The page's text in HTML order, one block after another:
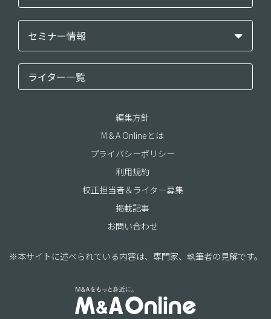
セミナー情報
ライター一覧
編集方針
M＆A Onlineとは
プライバシーポリシー
利用規約
校正担当者＆ライター募集
掲載記事
お問い合わせ
※本サイトに述べられている内容は、専門家、執筆者の見解です。